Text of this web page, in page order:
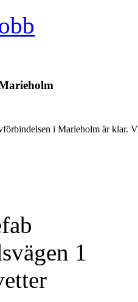
i Marieholm är klar.
1